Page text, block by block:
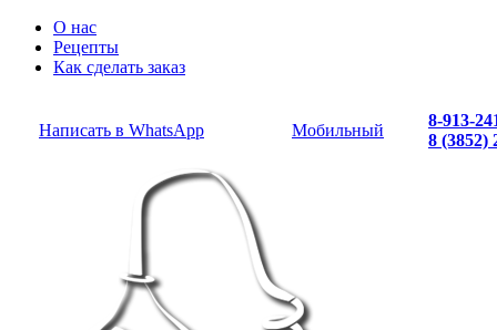
О нас
Рецепты
Как сделать заказ
Написать в WhatsApp Мобильный
8-913-
8 (3852)